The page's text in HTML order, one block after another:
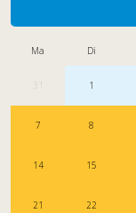
Ma Di
1
7 8
14 15
21 22